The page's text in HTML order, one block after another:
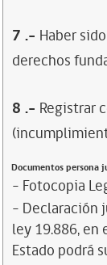
7 .- Haber
derechos
8 .- Registrar
Documentos persona
- Fotocopia
- Declaración
ley 19.886,
Estado podrá